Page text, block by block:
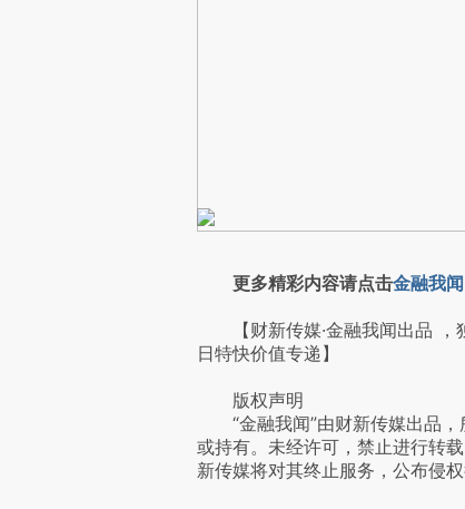
更多精彩内容请点击金融我闻
【财新传媒·金融我闻出品 ，
日特快价值专递】
版权声明
“金融我闻”由财新传媒出品，
或持有。未经许可，禁止进行转
新传媒将对其终止服务，公布侵